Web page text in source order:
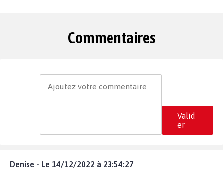
Commentaires
Valid
er
Denise - Le 14/12/2022 à 23:54:27